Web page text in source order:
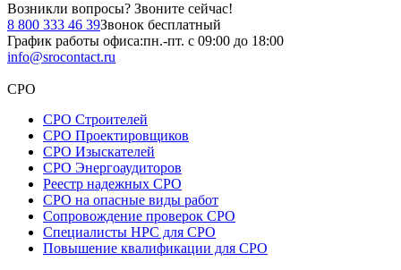
Возникли вопросы? Звоните сейчас!
8 800 333 46 39Звонок бесплатный
График работы офиса:пн.-пт. с 09:00 до 18:00
info@srocontact.ru
СРО
СРО Строителей
СРО Проектировщиков
СРО Изыскателей
СРО Энергоаудиторов
Реестр надежных СРО
СРО на опасные виды работ
Сопровождение проверок СРО
Специалисты НРС для СРО
Повышение квалификации для СРО